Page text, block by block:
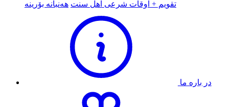
تقویم + اوقات شرعی اهل سنت هەنبانە بۆرینە
در باره ما